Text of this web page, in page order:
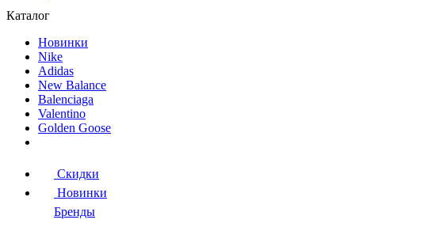
Каталог
Новинки
Nike
Adidas
New Balance
Balenciaga
Valentino
Golden Goose
Скидки
Новинки
Бренды